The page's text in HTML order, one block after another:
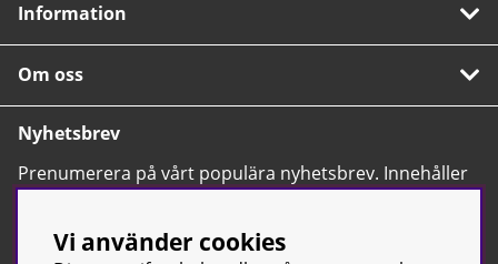
Information
Om oss
Nyhetsbrev
Prenumerera på vårt populära nyhetsbrev. Innehåller
tips, nyheter och våra allra bästa erbjudanden.
Vi använder cookies